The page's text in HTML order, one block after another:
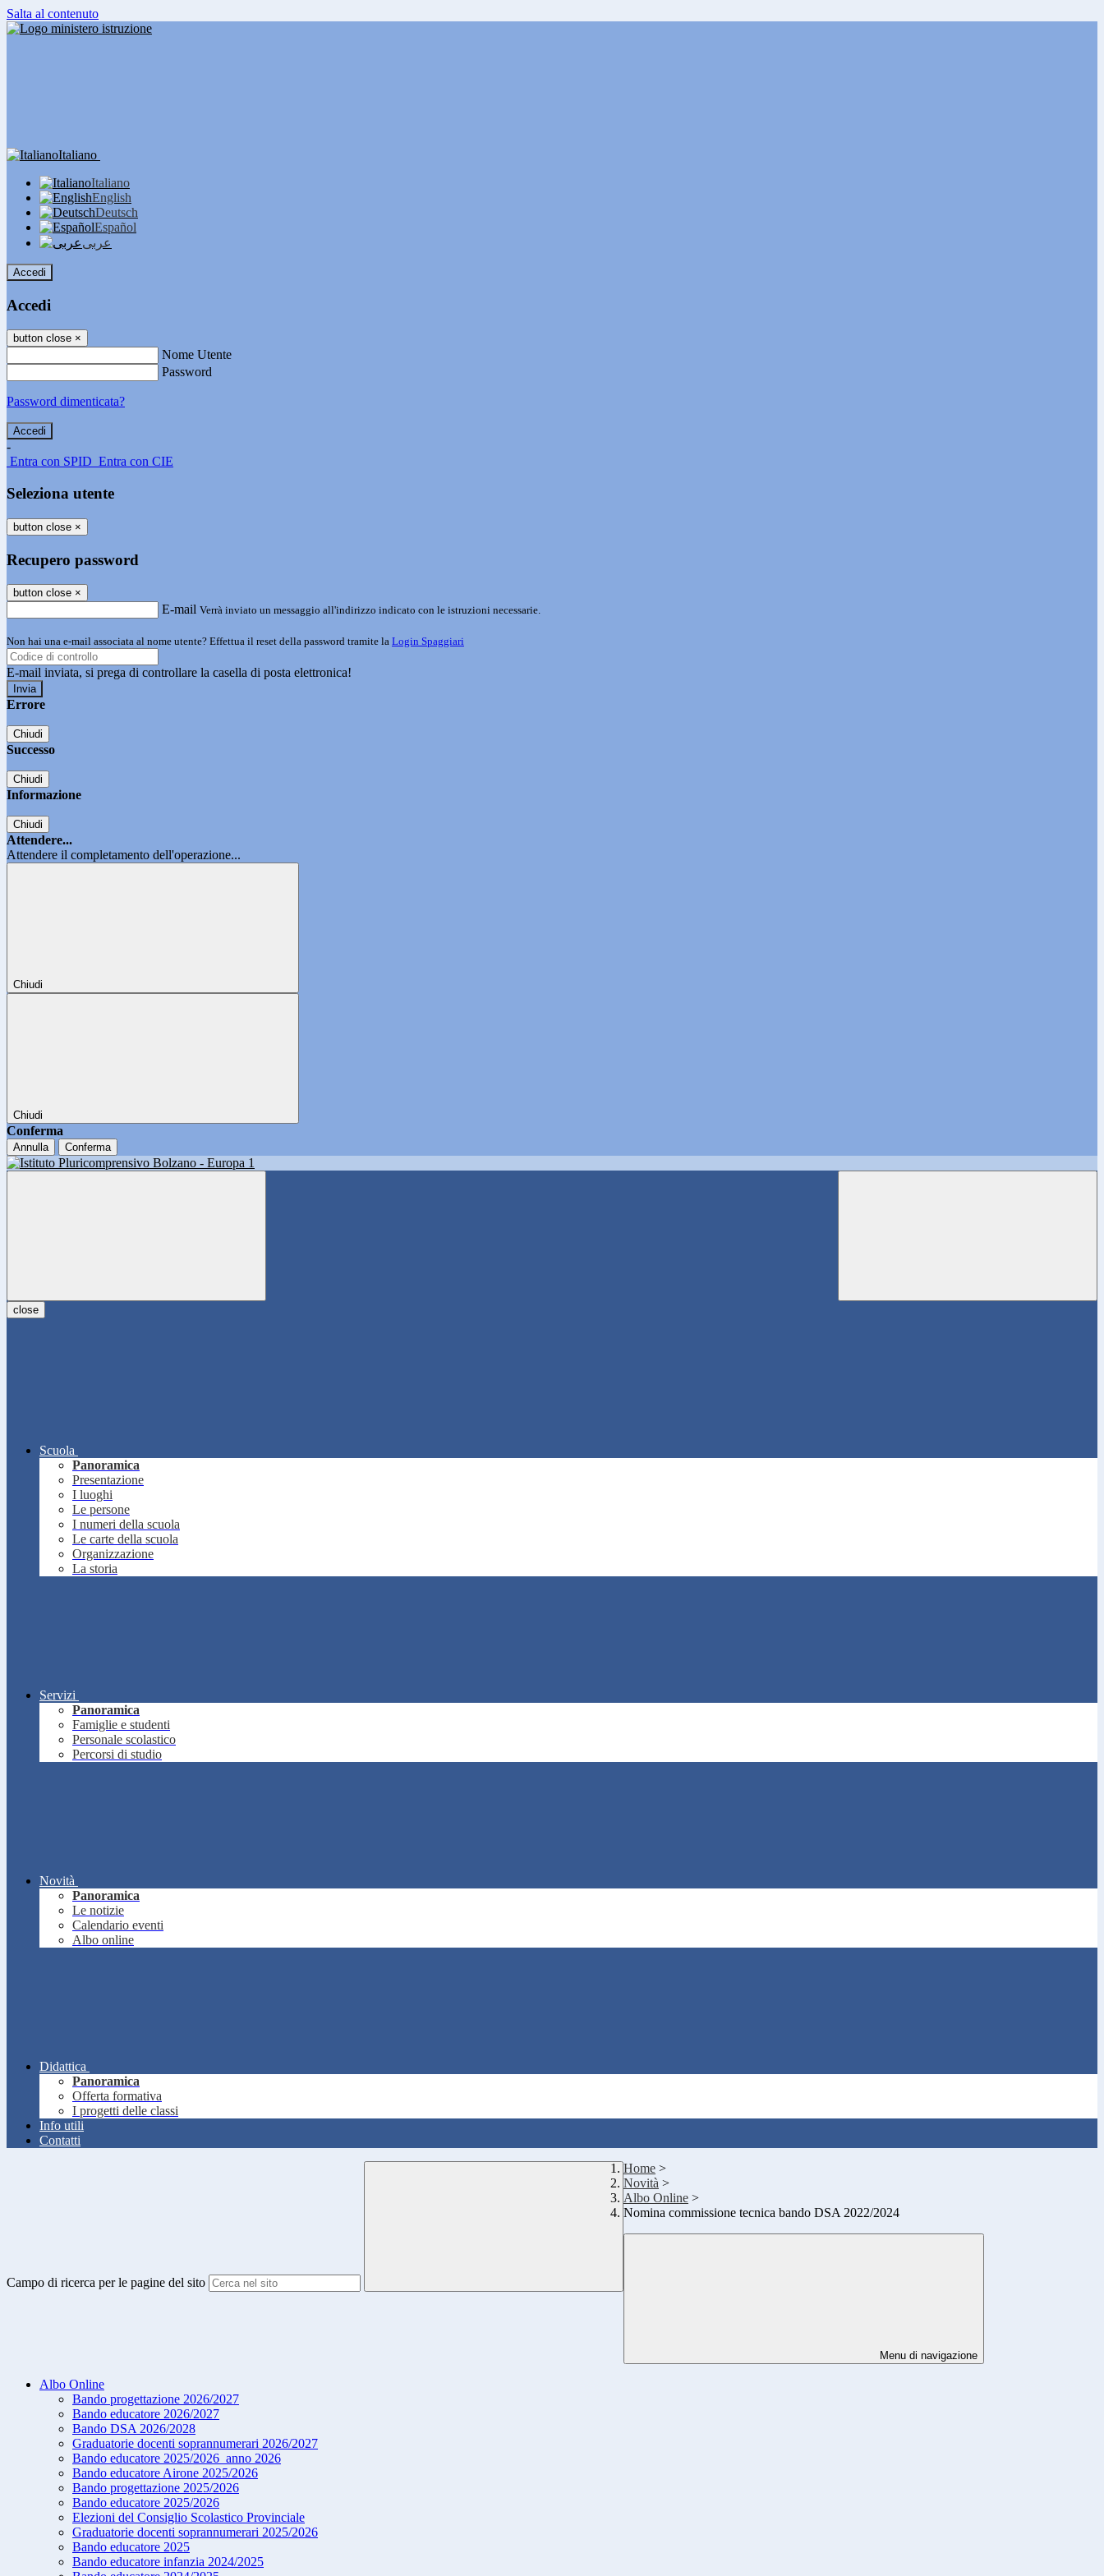
Salta al contenuto
Italiano
Italiano
English
Deutsch
Español
عربى
Accedi
Accedi
button close ×
Nome Utente
Password
Password dimenticata?
-
Entra con SPID Entra con CIE
Seleziona utente
button close ×
Recupero password
button close ×
E-mail Verrà inviato un messaggio all'indirizzo indicato con le istruzioni necessarie.
Non hai una e-mail associata al nome utente? Effettua il reset della password tramite la Login Spaggiari
E-mail inviata, si prega di controllare la casella di posta elettronica!
Errore
Chiudi
Successo
Chiudi
Informazione
Chiudi
Attendere...
Attendere il completamento dell'operazione...
Chiudi
Chiudi
Conferma
Annulla Conferma
close
Scuola
Panoramica
Presentazione
I luoghi
Le persone
I numeri della scuola
Le carte della scuola
Organizzazione
La storia
Servizi
Panoramica
Famiglie e studenti
Personale scolastico
Percorsi di studio
Novità
Panoramica
Le notizie
Calendario eventi
Albo online
Didattica
Panoramica
Offerta formativa
I progetti delle classi
Info utili
Contatti
Campo di ricerca per le pagine del sito
Home >
Novità >
Albo Online >
Nomina commissione tecnica bando DSA 2022/2024
Menu di navigazione
Albo Online
Bando progettazione 2026/2027
Bando educatore 2026/2027
Bando DSA 2026/2028
Graduatorie docenti soprannumerari 2026/2027
Bando educatore 2025/2026_anno 2026
Bando educatore Airone 2025/2026
Bando progettazione 2025/2026
Bando educatore 2025/2026
Elezioni del Consiglio Scolastico Provinciale
Graduatorie docenti soprannumerari 2025/2026
Bando educatore 2025
Bando educatore infanzia 2024/2025